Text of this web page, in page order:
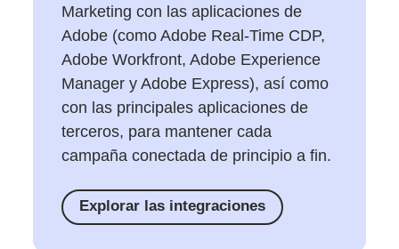
Marketing con las aplicaciones de
Adobe (como Adobe Real-Time CDP,
Adobe Workfront, Adobe Experience
Manager y Adobe Express), así como
con las principales aplicaciones de
terceros, para mantener cada
campaña conectada de principio a fin.
Explorar las integraciones